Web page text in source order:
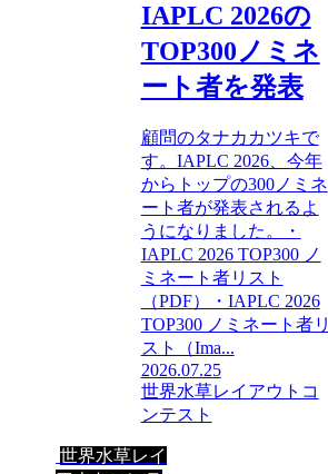
IAPLC 2026の
TOP300ノミネ
ート者を発表
顧問のタナカカツキで
す。IAPLC 2026、今年
からトップの300ノミネ
ート者が発表されるよ
うになりました。・
IAPLC 2026 TOP300 ノ
ミネート者リスト
（PDF）・IAPLC 2026
TOP300 ノミネート者リ
スト（Ima...
2026.07.25
世界水草レイアウトコ
ンテスト
世界水草レイ